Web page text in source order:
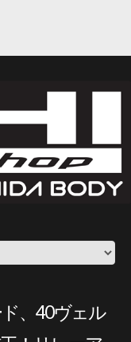
、40ヴェル